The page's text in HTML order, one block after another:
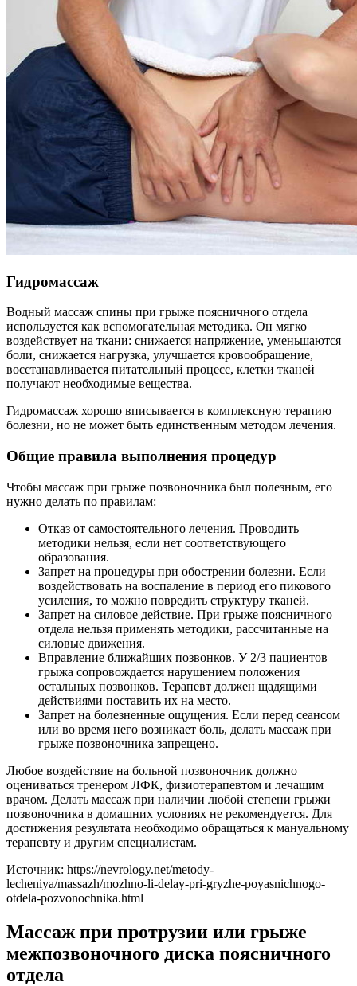
Гидромассаж
Водный массаж спины при грыже поясничного отдела
используется как вспомогательная методика. Он мягко
воздействует на ткани: снижается напряжение, уменьшаются
боли, снижается нагрузка, улучшается кровообращение,
восстанавливается питательный процесс, клетки тканей
получают необходимые вещества.
Гидромассаж хорошо вписывается в комплексную терапию
болезни, но не может быть единственным методом лечения.
Общие правила выполнения процедур
Чтобы массаж при грыже позвоночника был полезным, его
нужно делать по правилам:
Отказ от самостоятельного лечения. Проводить
методики нельзя, если нет соответствующего
образования.
Запрет на процедуры при обострении болезни. Если
воздействовать на воспаление в период его пикового
усиления, то можно повредить структуру тканей.
Запрет на силовое действие. При грыже поясничного
отдела нельзя применять методики, рассчитанные на
силовые движения.
Вправление ближайших позвонков. У 2/3 пациентов
грыжа сопровождается нарушением положения
остальных позвонков. Терапевт должен щадящими
действиями поставить их на место.
Запрет на болезненные ощущения. Если перед сеансом
или во время него возникает боль, делать массаж при
грыже позвоночника запрещено.
Любое воздействие на больной позвоночник должно
оцениваться тренером ЛФК, физиотерапевтом и лечащим
врачом. Делать массаж при наличии любой степени грыжи
позвоночника в домашних условиях не рекомендуется. Для
достижения результата необходимо обращаться к мануальному
терапевту и другим специалистам.
Источник: https://nevrology.net/metody-
lecheniya/massazh/mozhno-li-delay-pri-gryzhe-poyasnichnogo-
otdela-pozvonochnika.html
Массаж при протрузии или грыже
межпозвоночного диска поясничного
отдела